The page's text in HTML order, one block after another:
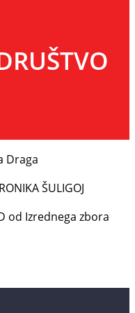
Draga
ŠULIGOJ
od Izrednega zbora